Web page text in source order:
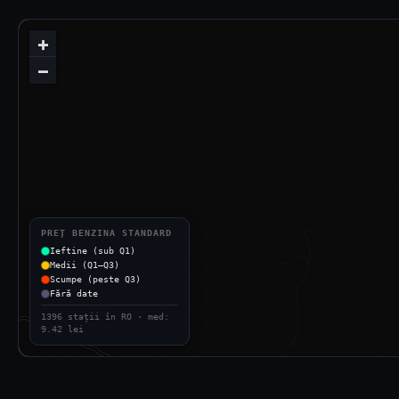
+
−
PREȚ BENZINA STANDARD
Ieftine (sub Q1)
Medii (Q1–Q3)
Scumpe (peste Q3)
Fără date
1396 stații în RO · med:
9.42 lei